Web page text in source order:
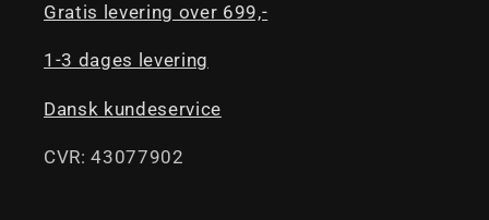
Gratis levering over 699,-
1-3 dages levering
Dansk kundeservice
CVR: 43077902